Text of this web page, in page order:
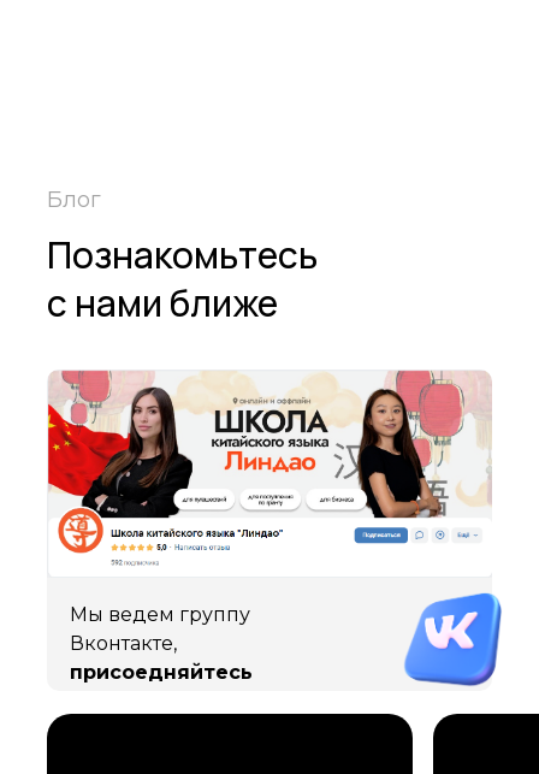
Мы ведем группу
Вконтакте,
присоедняйтесь
Познакомьтесь
с нами ближе
Блог